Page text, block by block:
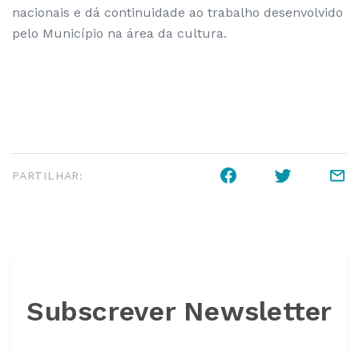
nacionais e dá continuidade ao trabalho desenvolvido
pelo Município na área da cultura.
PARTILHAR:
Subscrever Newsletter